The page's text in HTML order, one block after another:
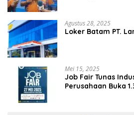
Agustus 28, 2025
Loker Batam PT.
Mei 15, 2025
Job Fair Tunas
Perusahaan Buka